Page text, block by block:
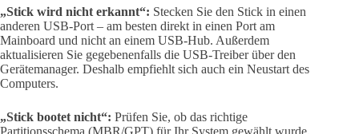
„Stick wird nicht erkannt“: Stecken Sie den Stick in einen
anderen USB-Port – am besten direkt in einen Port am
Mainboard und nicht an einem USB-Hub. Außerdem
aktualisieren Sie gegebenenfalls die USB-Treiber über den
Gerätemanager. Deshalb empfiehlt sich auch ein Neustart des
Computers.
„Stick bootet nicht“: Prüfen Sie, ob das richtige
Partitionsschema (MBR/GPT) für Ihr System gewählt wurde.